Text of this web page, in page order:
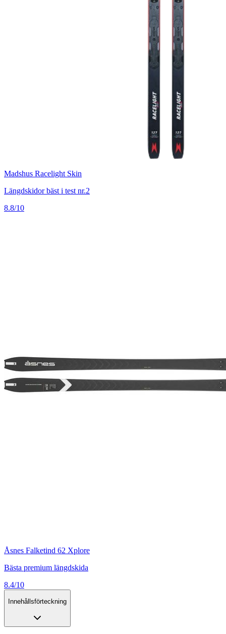
Madshus Racelight Skin
Längdskidor bäst i test nr.2
8.8/10
Åsnes Falketind 62 Xplore
Bästa premium längdskida
8.4/10
Innehållsförteckning